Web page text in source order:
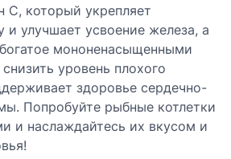
C, который укрепляет
улучшает усвоение железа, а
мононенасыщенными
уровень плохого
здоровье сердечно-
Попробуйте рыбные котлетки
и наслаждайтесь их вкусом и